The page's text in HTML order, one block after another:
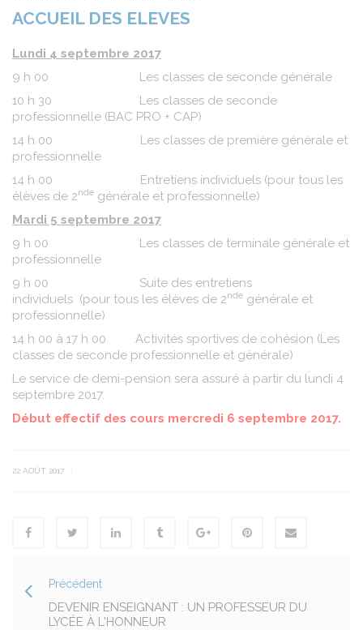
ACCUEIL DES ELEVES
Lundi 4 septembre 2017
9 h 00 Les classes de seconde générale
10 h 30 Les classes de seconde
professionnelle (BAC PRO + CAP)
14 h 00 Les classes de première générale et
professionnelle
14 h 00 Entretiens individuels (pour tous les
élèves de 2nde générale et professionnelle)
Mardi 5 septembre 2017
9 h 00 Les classes de terminale générale et
professionnelle
9 h 00 Suite des entretiens
individuels (pour tous les élèves de 2nde générale et
professionnelle)
14 h 00 à 17 h 00 Activités sportives de cohésion (Les
classes de seconde professionnelle et générale)
Le service de demi-pension sera assuré à partir du lundi 4
septembre 2017.
Début effectif des cours mercredi 6 septembre 2017.
22 AOÛT 2017
Précédent
DEVENIR ENSEIGNANT : UN PROFESSEUR DU
LYCÉE À L'HONNEUR